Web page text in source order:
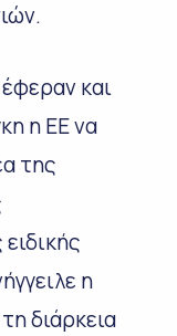
και
η ΕΕ να
της
η
διάρκεια